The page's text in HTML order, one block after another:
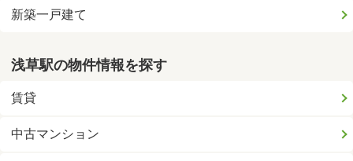
新築一戸建て
浅草駅の物件情報を探す
賃貸
中古マンション